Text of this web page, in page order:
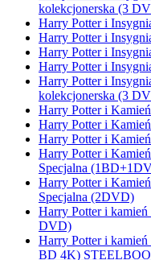
kolekcjonerska (3
Harry Potter i
Harry Potter i
Harry Potter i
Harry Potter i
Harry Potter i
kolekcjonerska (3
Harry Potter i
Harry Potter i
Harry Potter i
Harry Potter i
Specjalna
Harry Potter i
Specjalna (2DVD)
Harry Potter i
DVD)
Harry Potter i
BD 4K)